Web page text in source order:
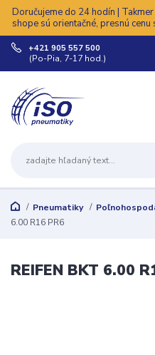
Doručujeme do 24 hodín |
shope sú orientačné, presnú
+421 905 557 500
(Po-Pia, 7-17 hod.)
Pneumatiky
6.00 R16 PR6
REIFEN BKT 6.00